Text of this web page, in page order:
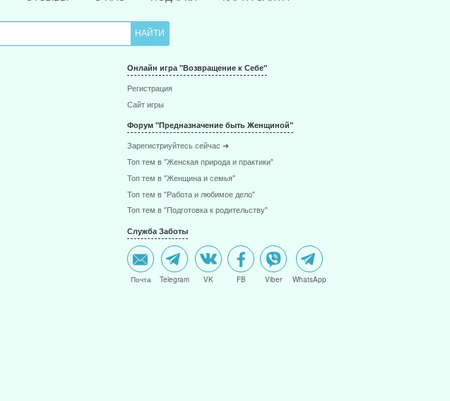
Онлайн игра "Возвращение к Себе"
Регистрация
Сайт игры
Форум "Предназначение быть Женщиной"
Зарегистриуйтесь сейчас ➜
Топ тем в "Женская природа и практики"
Топ тем в "Женщина и семья"
Топ тем в "Работа и любимое дело"
Топ тем в "Подготовка к родительству"
Служба Заботы
Почта Telegram VK FB Viber WhatsApp